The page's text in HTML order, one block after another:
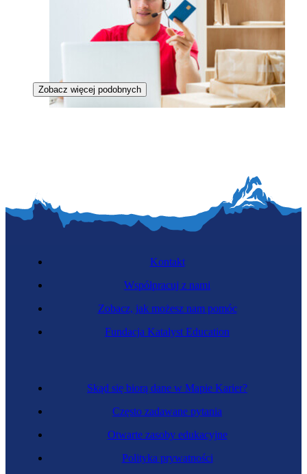
Specjalista portów i terminali
Zobacz więcej podobnych
Skąd się biorą dane w Mapie Karier?
Często zadawane pytania
Otwarte zasoby edukacyjne
Polityka prywatności
Kontakt
Współpracuj z nami
Zobacz, jak możesz nam pomóc
Fundacja Katalyst Education